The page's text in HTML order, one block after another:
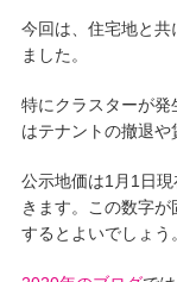
今回は、住宅地と
ました。
特にクラスターが
はテナントの撤退や
公示地価は1月1日
きます。この数字
するとよいでしょう